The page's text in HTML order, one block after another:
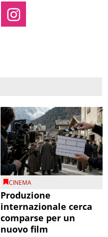
CINEMA
Produzione
internazionale cerca
comparse per un
nuovo film